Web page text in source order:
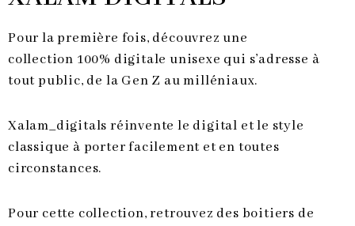
Pour la première fois, découvrez une
collection 100% digitale unisexe qui s’adresse à
tout public, de la Gen Z au milléniaux.
Xalam_digitals réinvente le digital et le style
classique à porter facilement et en toutes
circonstances.
Pour cette collection, retrouvez des boitiers de